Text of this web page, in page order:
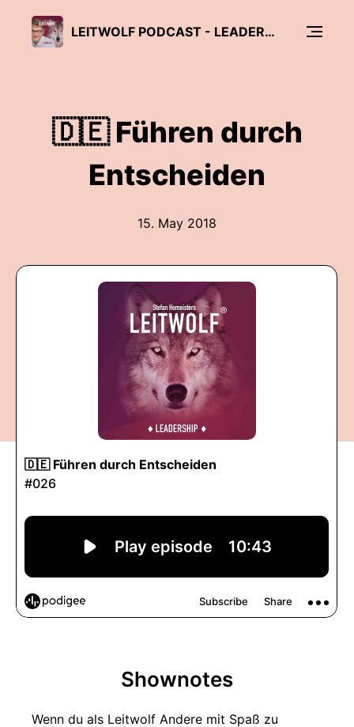
LEITWOLF PODCAST - LEADERSHIP, FÜHRUNG & MANAGEMENT
🇩🇪 Führen durch
Entscheiden
15. May 2018
Shownotes
Wenn du als Leitwolf Andere mit Spaß zu